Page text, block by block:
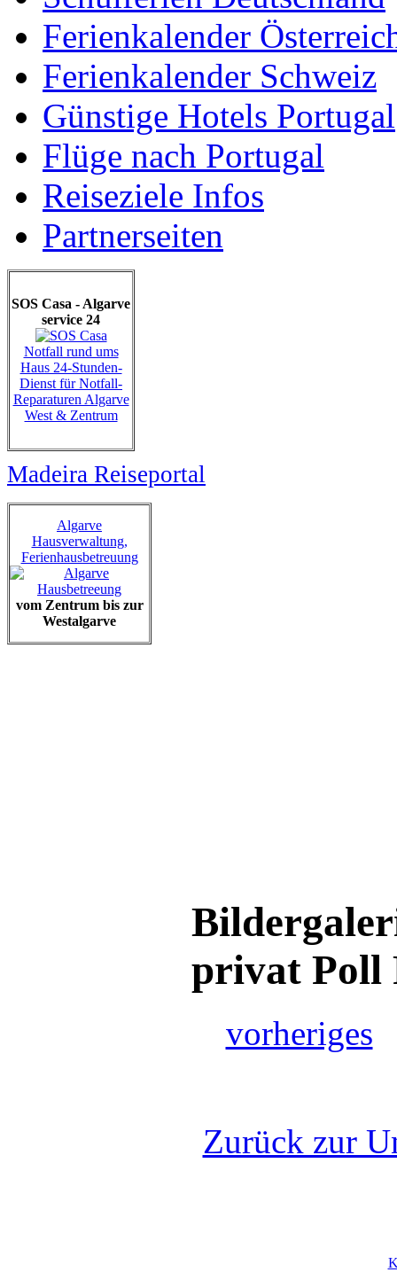
Ferienkalender
Ferienkalender Schweiz
Günstige Hotels Portugal
Flüge nach Portugal
Reiseziele Infos
Partnerseiten
SOS Casa - Algarve
service 24
Notfall rund ums
Haus 24-Stunden-
Dienst für Notfall-
Reparaturen Algarve
West & Zentrum
Madeira Reiseportal
Algarve
Hausverwaltung,
Ferienhausbetreuung
vom Zentrum bis zur
Westalgarve
privat Poll
vorheriges
Zurück zur